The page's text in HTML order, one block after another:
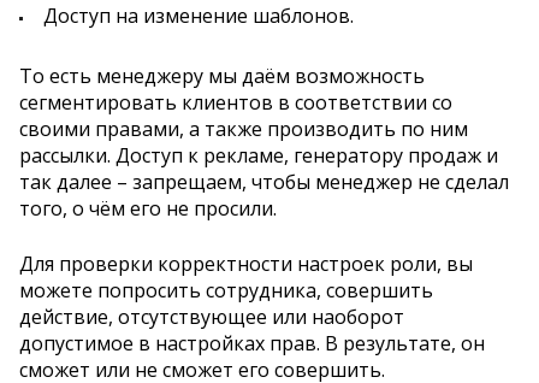
Доступ на изменение шаблонов.
То есть менеджеру мы даём возможность
сегментировать клиентов в соответствии со
своими правами, а также производить по ним
рассылки. Доступ к рекламе, генератору продаж и
так далее – запрещаем, чтобы менеджер не сделал
того, о чём его не просили.
Для проверки корректности настроек роли, вы
можете попросить сотрудника, совершить
действие, отсутствующее или наоборот
допустимое в настройках прав. В результате, он
сможет или не сможет его совершить.